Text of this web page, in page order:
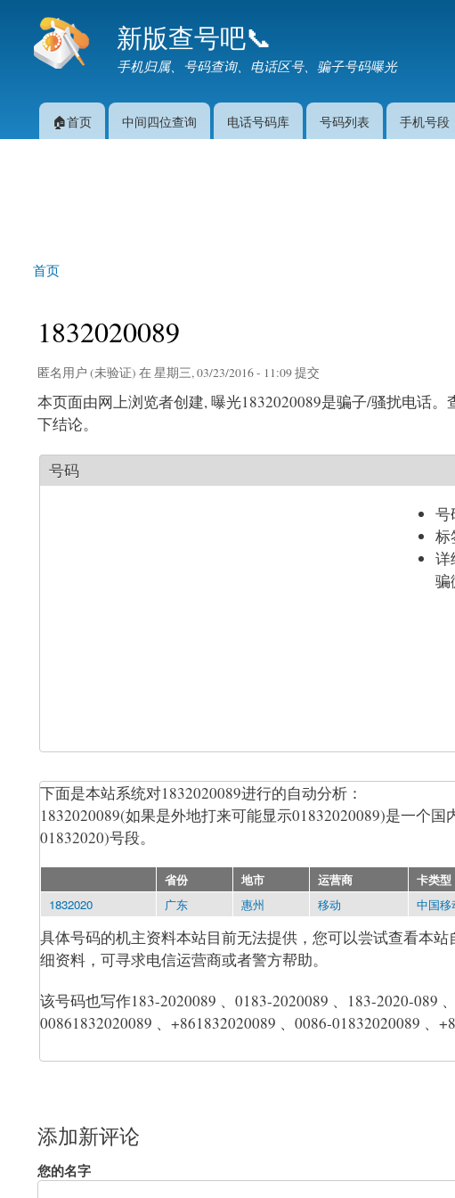
新版查号吧📞
手机归属、号码查询、电话区号、骗子号码曝光
主菜单🏠首页 中间四位查询 电话号码库 号码列表 手机号段
你在这里
首页
1832020089
匿名用户 (未验证) 在 星期三, 03/23/2016 - 11:09 提交
本页面由网上浏览者创建, 曝光1832020089是骗子/骚扰电话
下结论。
号码
号
标
详
骗
下面是本站系统对1832020089进行的自动分析：
1832020089(如果是外地打来可能显示01832020089)是一个
01832020)号段。
省份 地市 运营商 卡类型
1832020
广东 惠州 移动 中国
具体号码的机主资料本站目前无法提供，您可以尝试查看本
细资料，可寻求电信运营商或者警方帮助。
该号码也写作183-2020089 、0183-2020089 、183-2020-089
00861832020089 、+861832020089 、0086-01832020089 、
添加新评论
您的名字